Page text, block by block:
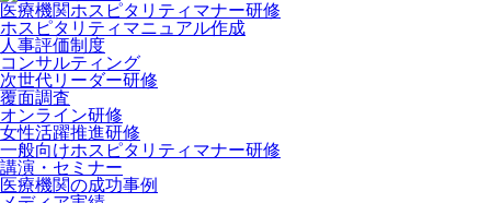
医療機関ホスピタリティマナー研修
ホスピタリティマニュアル作成
人事評価制度
コンサルティング
次世代リーダー研修
覆面調査
オンライン研修
女性活躍推進研修
一般向けホスピタリティマナー研修
講演・セミナー
医療機関の成功事例